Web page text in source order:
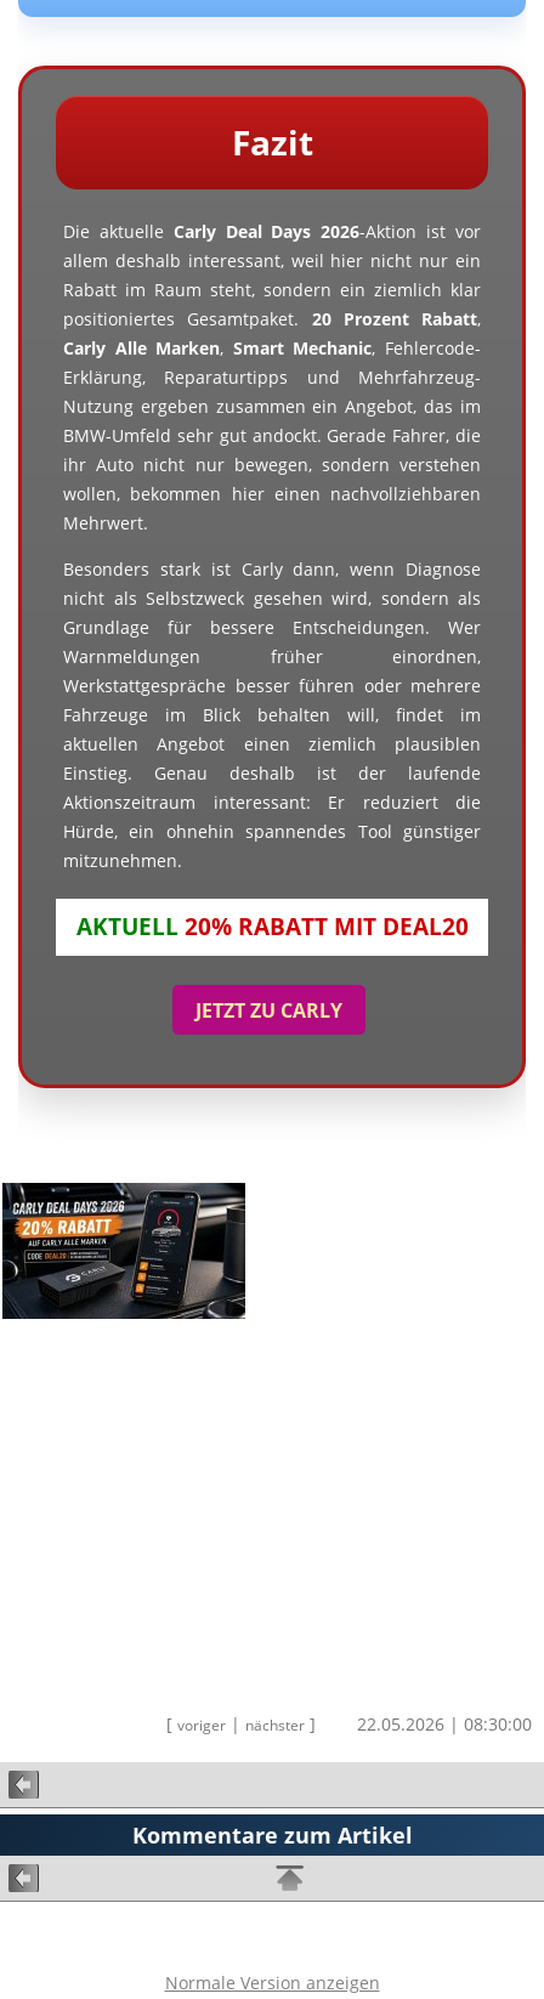
Fazit
Die aktuelle Carly Deal Days 2026-Aktion ist vor
allem deshalb interessant, weil hier nicht nur ein
Rabatt im Raum steht, sondern ein ziemlich klar
positioniertes Gesamtpaket. 20 Prozent Rabatt,
Carly Alle Marken, Smart Mechanic, Fehlercode-
Erklärung, Reparaturtipps und Mehrfahrzeug-
Nutzung ergeben zusammen ein Angebot, das im
BMW-Umfeld sehr gut andockt. Gerade Fahrer, die
ihr Auto nicht nur bewegen, sondern verstehen
wollen, bekommen hier einen nachvollziehbaren
Mehrwert.
Besonders stark ist Carly dann, wenn Diagnose
nicht als Selbstzweck gesehen wird, sondern als
Grundlage für bessere Entscheidungen. Wer
Warnmeldungen früher einordnen,
Werkstattgespräche besser führen oder mehrere
Fahrzeuge im Blick behalten will, findet im
aktuellen Angebot einen ziemlich plausiblen
Einstieg. Genau deshalb ist der laufende
Aktionszeitraum interessant: Er reduziert die
Hürde, ein ohnehin spannendes Tool günstiger
mitzunehmen.
AKTUELL 20% RABATT MIT DEAL20
JETZT ZU CARLY
[ voriger | nächster ] 22.05.2026 | 08:30:00
Kommentare zum Artikel
Normale Version anzeigen